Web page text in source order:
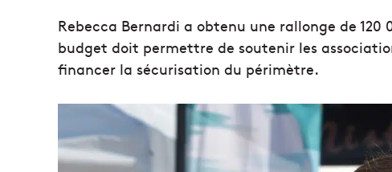
Rebecca Bernardi a obtenu une rallonge de
budget doit permettre de soutenir les
financer la sécurisation du périmètre.